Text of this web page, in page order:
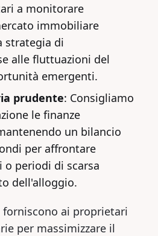
a monitorare
immobiliare
strategia di
alle fluttuazioni del
emergenti.
prudente: Consigliamo
le finanze
un bilancio
per affrontare
periodi di scarsa
dell'alloggio.
ai proprietari
per massimizzare il